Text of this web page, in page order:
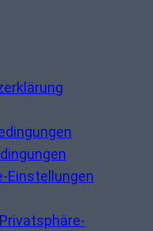
Einstellungen